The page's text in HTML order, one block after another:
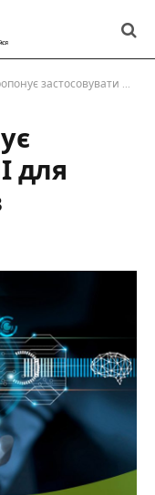
ШІ для підготовки звітів
для